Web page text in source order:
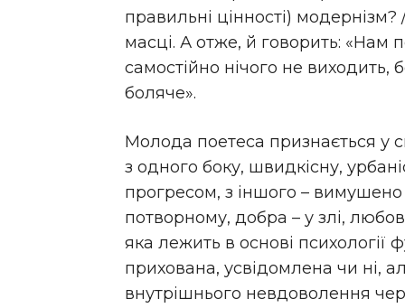
правильні цінності)
масці. А отже, й говорить: «Нам
самостійно нічого не
боляче».
Молода поетеса признається у
з одного боку, швидкісну,
прогресом, з іншого –
потворному, добра – у злі,
яка лежить в основі психології
прихована, усвідомлена чи ні,
внутрішнього невдоволення